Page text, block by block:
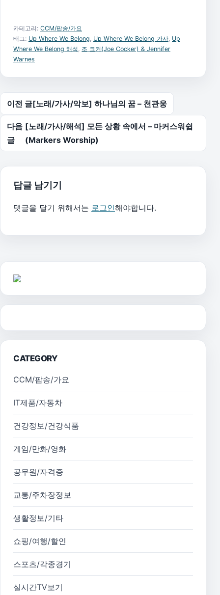
카테고리: CCM/팝송/가요
태그: Up Where We Belong, Up Where We Belong 가사, Up
Where We Belong 해석, 조 코커(Joe Cocker) & Jennifer
Warnes
글 탐색
이전 글[노래/가사/악보] 하나님의 꿈 – 천관웅
다음
글
[노래/가사/해석] 모든 상황 속에서 – 마커스워쉽
(Markers Worship)
답글 남기기
댓글을 달기 위해서는 로그인해야합니다.
CATEGORY
CCM/팝송/가요
IT제품/자동차
건강정보/건강식품
게임/만화/영화
공무원/자격증
교통/주차장정보
생활정보/기타
쇼핑/여행/할인
스포츠/각종경기
실시간TV보기